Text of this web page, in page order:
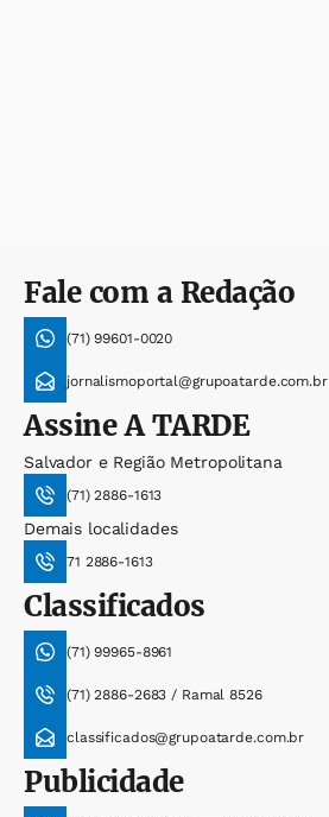
Fale com a Redação
(71) 99601-0020
jornalismoportal@grupoatarde.com.br
AssineA TARDE
Salvador e Região Metropolitana
(71) 2886-1613
Demais localidades
71 2886-1613
Classificados
(71) 99965-8961
(71) 2886-2683 / Ramal 8526
classificados@grupoatarde.com.br
Publicidade